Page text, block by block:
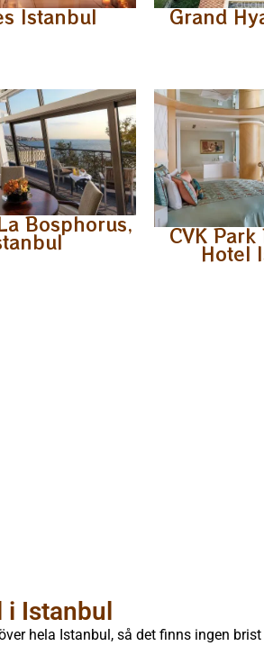
Istanbul Grand
Bosphorus, CVK
Hotel
i Istanbul
hela Istanbul, så det finns ingen